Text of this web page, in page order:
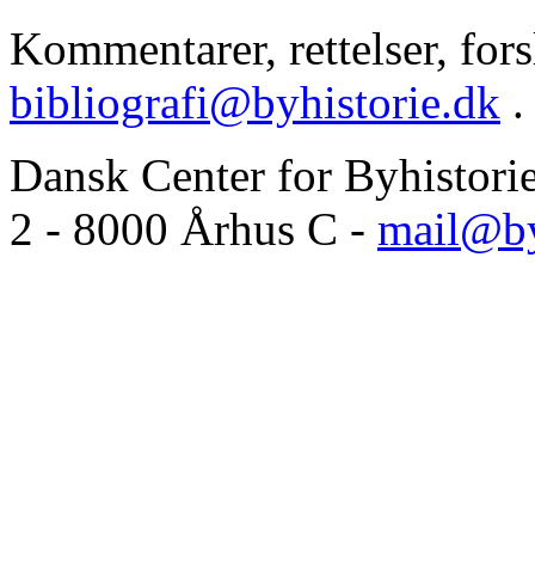
Kommentarer, rettelser,
bibliografi@byhistorie.dk .
Dansk Center for
2 - 8000 Århus C -